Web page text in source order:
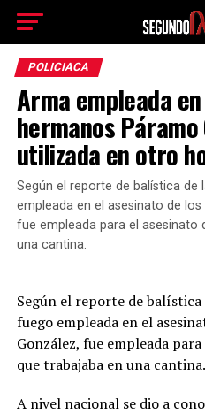
POLICIACA
Arma empleada
hermanos Páramo
utilizada en otro
Según el reporte de balística de
empleada en el asesinato de
fue empleada para el asesinato
una cantina.
Según el reporte de
fuego empleada en el
González, fue empleada
que trabajaba en una cantina.
A nivel nacional se dio a